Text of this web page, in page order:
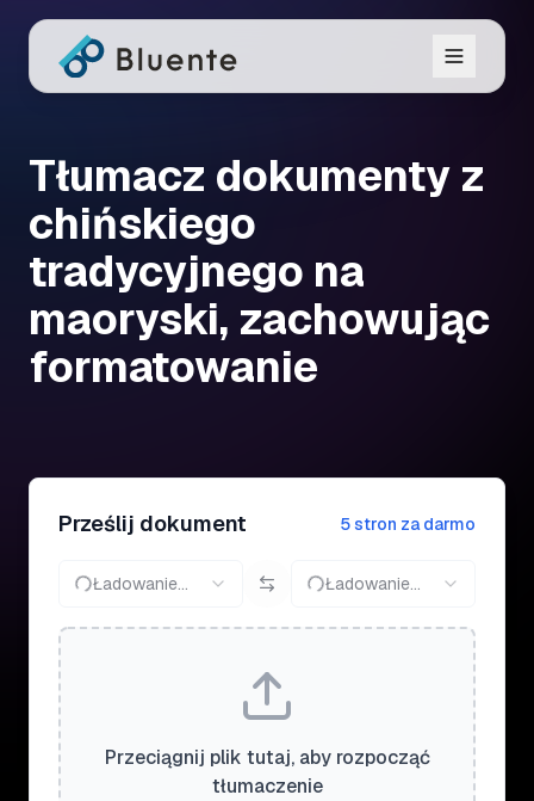
Tłumacz dokumenty z
chińskiego
tradycyjnego na
maoryski, zachowując
formatowanie
Prześlij dokument 5 stron za darmo
Ładowanie... Ładowanie...
Przeciągnij plik tutaj, aby rozpocząć
tłumaczenie